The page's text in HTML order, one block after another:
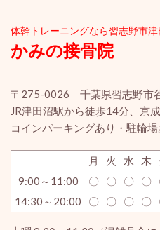
体幹ト レーニングなら習志野市
かみの接骨院
〒275-0026 千葉県習志野市
JR津田沼駅から徒歩14分、京
コインパーキングあり・駐輪場
月 火 水 木
9:00～11:00
〇 〇 〇 〇
14:30～20:00
〇 〇 〇 〇